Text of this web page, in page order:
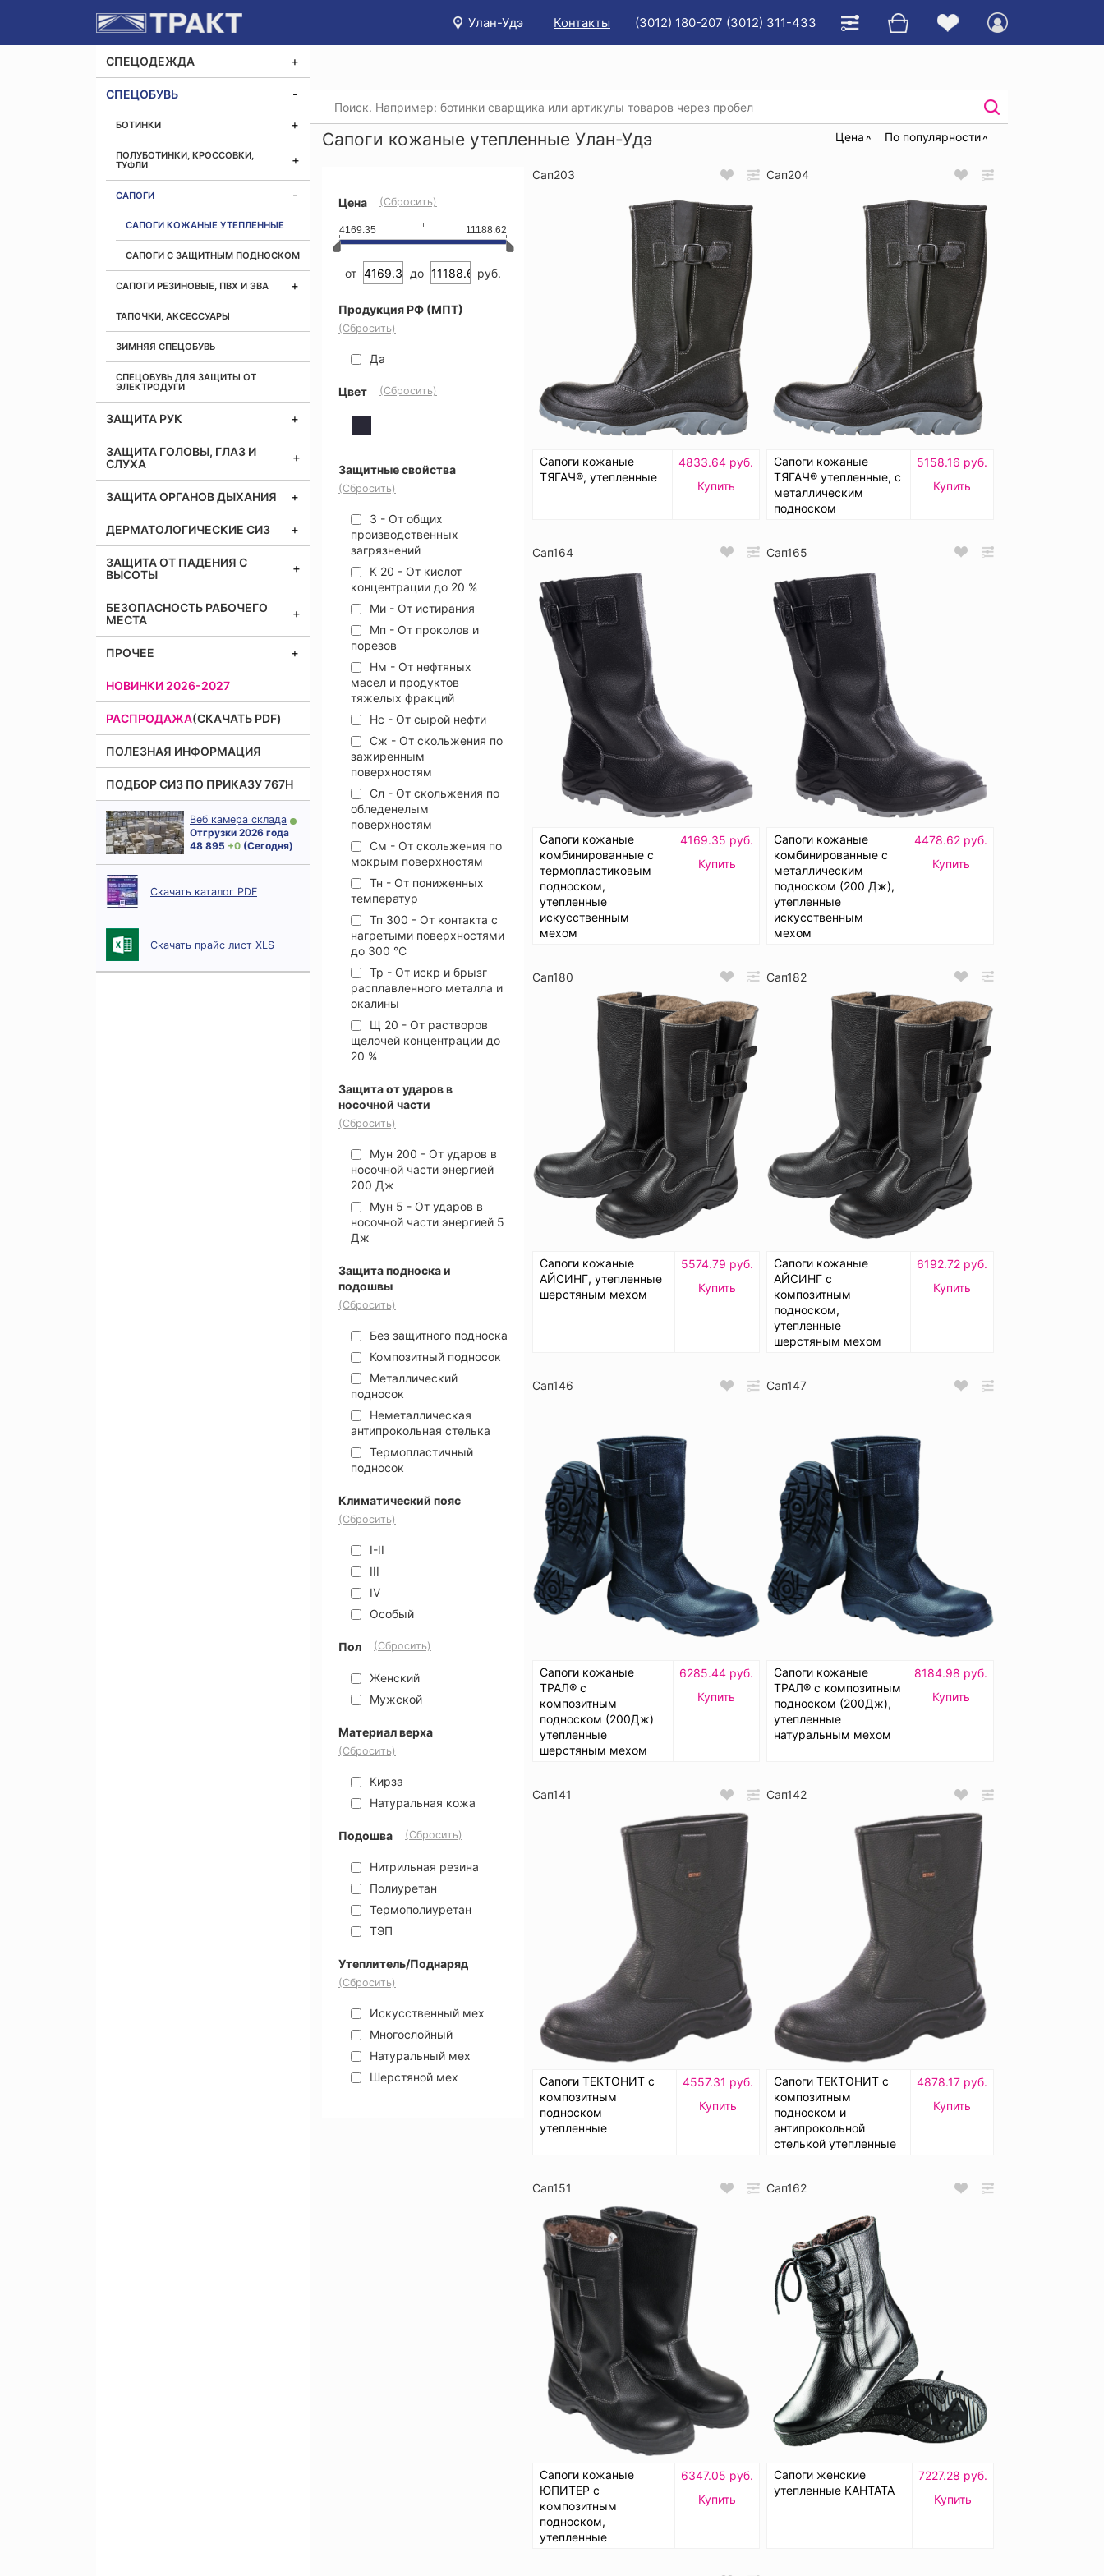
Улан-Удэ Контакты (3012) 180-207 (3012) 311-433
СПЕЦОДЕЖДА
СПЕЦОБУВЬ
БОТИНКИ
ПОЛУБОТИНКИ, КРОССОВКИ,
ТУФЛИ
САПОГИ
САПОГИ КОЖАНЫЕ УТЕПЛЕННЫЕ
САПОГИ С ЗАЩИТНЫМ ПОДНОСКОМ
САПОГИ РЕЗИНОВЫЕ, ПВХ И ЭВА
ТАПОЧКИ, АКСЕССУАРЫ
ЗИМНЯЯ СПЕЦОБУВЬ
СПЕЦОБУВЬ ДЛЯ ЗАЩИТЫ ОТ
ЭЛЕКТРОДУГИ
ЗАЩИТА РУК
ЗАЩИТА ГОЛОВЫ, ГЛАЗ И
СЛУХА
ЗАЩИТА ОРГАНОВ ДЫХАНИЯ
ДЕРМАТОЛОГИЧЕСКИЕ СИЗ
ЗАЩИТА ОТ ПАДЕНИЯ С
ВЫСОТЫ
БЕЗОПАСНОСТЬ РАБОЧЕГО
МЕСТА
ПРОЧЕЕ
НОВИНКИ 2026-2027
РАСПРОДАЖА(СКАЧАТЬ PDF)
ПОЛЕЗНАЯ ИНФОРМАЦИЯ
ПОДБОР СИЗ ПО ПРИКАЗУ 767Н
Веб камера склада
Отгрузки 2026 года
48 895 + 0 (Сегодня)
Скачать каталог PDF
Скачать прайс лист XLS
Сапоги кожаные утепленные Улан-Удэ Цена По популярности
Цена (Сбросить)
4169.35 11188.62
от до руб.
Продукция РФ (МПТ)
(Сбросить)
Да
Цвет (Сбросить)
Защитные свойства
(Сбросить)
З - От общих
производственных
загрязнений
К 20 - От кислот
концентрации до 20 %
Ми - От истирания
Мп - От проколов и
порезов
Нм - От нефтяных
масел и продуктов
тяжелых фракций
Нс - От сырой нефти
Сж - От скольжения по
зажиренным
поверхностям
Сл - От скольжения по
обледенелым
поверхностям
См - От скольжения по
мокрым поверхностям
Тн - От пониженных
температур
Тп 300 - От контакта с
нагретыми поверхностями
до 300 °С
Тр - От искр и брызг
расплавленного металла и
окалины
Щ 20 - От растворов
щелочей концентрации до
20 %
Защита от ударов в
носочной части
(Сбросить)
Мун 200 - От ударов в
носочной части энергией
200 Дж
Мун 5 - От ударов в
носочной части энергией 5
Дж
Защита подноска и
подошвы
(Сбросить)
Без защитного подноска
Композитный подносок
Металлический
подносок
Неметаллическая
антипрокольная стелька
Термопластичный
подносок
Климатический пояс
(Сбросить)
I-II
III
IV
Особый
Пол (Сбросить)
Женский
Мужской
Материал верха
(Сбросить)
Кирза
Натуральная кожа
Подошва (Сбросить)
Нитрильная резина
Полиуретан
Термополиуретан
ТЭП
Утеплитель/Поднаряд
(Сбросить)
Искусственный мех
Многослойный
Натуральный мех
Шерстяной мех
Сап203
Сапоги кожаные
ТЯГАЧ®, утепленные
4833.64 руб.
Купить
Сап204
Сапоги кожаные
ТЯГАЧ® утепленные, с
металлическим
подноском
5158.16 руб.
Купить
Сап164
Сапоги кожаные
комбинированные с
термопластиковым
подноском,
утепленные
искусственным
мехом
4169.35 руб.
Купить
Сап165
Сапоги кожаные
комбинированные с
металлическим
подноском (200 Дж),
утепленные
искусственным
мехом
4478.62 руб.
Купить
Сап180
Сапоги кожаные
АЙСИНГ, утепленные
шерстяным мехом
5574.79 руб.
Купить
Сап182
Сапоги кожаные
АЙСИНГ с
композитным
подноском,
утепленные
шерстяным мехом
6192.72 руб.
Купить
Сап146
Сапоги кожаные
ТРАЛ® с
композитным
подноском (200Дж)
утепленные
шерстяным мехом
6285.44 руб.
Купить
Сап147
Сапоги кожаные
ТРАЛ® с композитным
подноском (200Дж),
утепленные
натуральным мехом
8184.98 руб.
Купить
Сап141
Сапоги ТЕКТОНИТ с
композитным
подноском
утепленные
4557.31 руб.
Купить
Сап142
Сапоги ТЕКТОНИТ с
композитным
подноском и
антипрокольной
стелькой утепленные
4878.17 руб.
Купить
Сап151
Сапоги кожаные
ЮПИТЕР с
композитным
подноском,
утепленные
6347.05 руб.
Купить
Сап162
Сапоги женские
утепленные КАНТАТА
7227.28 руб.
Купить